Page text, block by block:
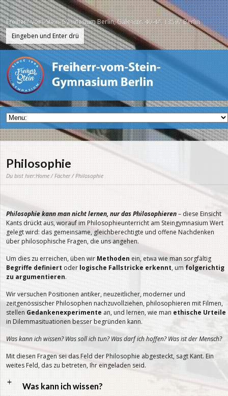
Freiherr-vom-Stein-Gymnasium Berlin, Galenstr. 40-44, 13597 Berlin
Philosophie
Du bist hier:Home/Fächer/ Philosophie
Philosophie kann man nicht lernen, nur das Philosophieren– diese Einsicht
Kants drückt aus, worauf im Philosophieunterricht am Steingymnasium Wert
gelegt wird: das gemeinsame, gleichberechtigte und offene Nachdenken
über philosophische Fragen, die uns angehen.
Um dies zu erreichen, üben wir Methoden ein, etwa wie man sorgfältig
Begriffe definiertoder logische Fallstricke erkennt, umfolgerichtig
zu argumentieren.
Wir versuchen Positionen antiker, neuzeitlicher, moderner und
zeitgenössischer Philosophen nachzuvollziehen, philosophieren mit Filmen,
stellen Gedankenexperimente an, und lernen, wie man ethische Urteile
in Dilemmasituationen besser begründen kann.
Was kann ich wissen? Was soll ich tun? Was darf ich hoffen? Was ist der Mensch?
Mit diesen Fragen sei das Feld der Philosophie abgesteckt, sagt Kant. Ein
weites Feld, das zu betreten, Ihr eingeladen seid.
a Was kann ich wissen?